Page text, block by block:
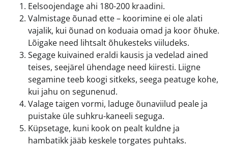
Eelsoojendage ahi 180-200 kraadini.
Valmistage õunad ette – koorimine ei ole alati
vajalik, kui õunad on koduaia omad ja koor õhuke.
Lõigake need lihtsalt õhukesteks viiludeks.
Segage kuivained eraldi kausis ja vedelad ained
teises, seejärel ühendage need kiiresti. Liigne
segamine teeb koogi sitkeks, seega peatuge kohe,
kui jahu on segunenud.
Valage taigen vormi, laduge õunaviilud peale ja
puistake üle suhkru-kaneeli seguga.
Küpsetage, kuni kook on pealt kuldne ja
hambatikk jääb keskele torgates puhtaks.